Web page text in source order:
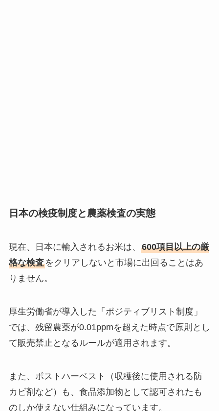
日本の検疫制度と農薬検査の実態
現在、日本に輸入されるお米は、 600項目以上の厳
格な検査をクリアしないと市場に出回ることはあ
りません。
厚生労働省が導入した「ポジティブリスト制度」
では、残留農薬が0.01ppmを超えた時点で原則とし
て販売禁止となるルールが適用されます。
また、ポストハーベスト（収穫後に使用される防
カビ剤など）も、食品添加物として認可されたも
のしか使えない仕組みになっています。